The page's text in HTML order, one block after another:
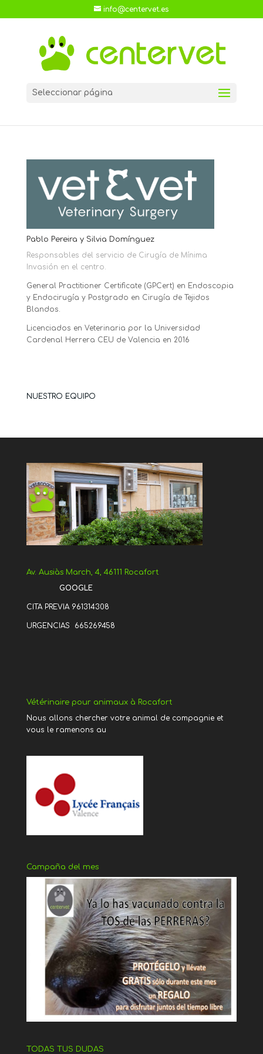
info@centervet.es
Seleccionar página
Pablo Pereira y Silvia Domínguez
Responsables del servicio de Cirugía de Mínima
Invasión en el centro.
General Practitioner Certificate (GPCert) en Endoscopia
y Endocirugía y Postgrado en Cirugía de Tejidos
Blandos.
Licenciados en Veterinaria por la Universidad
Cardenal Herrera CEU de Valencia en 2016
NUESTRO EQUIPO
Av. Ausiàs March, 4, 46111 Rocafort
GOOGLE
CITA PREVIA 961314308
URGENCIAS 665269458
Vétérinaire pour animaux à Rocafort
Nous allons chercher votre animal de compagnie et
vous le ramenons au
Campaña del mes
TODAS TUS DUDAS